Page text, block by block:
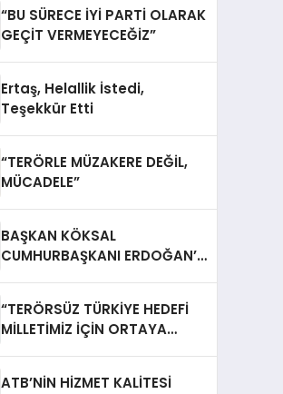
“BU SÜRECE İYİ PARTİ OLARAK
GEÇİT VERMEYECEĞİZ”
Ertaş, Helallik İstedi,
Teşekkür Etti
“TERÖRLE MÜZAKERE DEĞİL,
MÜCADELE”
BAŞKAN KÖKSAL
CUMHURBAŞKANI ERDOĞAN’A
“TERÖRSÜZ TÜRKİYE HEDEFİ
MİLLETİMİZ İÇİN ORTAYA
ATB’NİN HİZMET KALİTESİ